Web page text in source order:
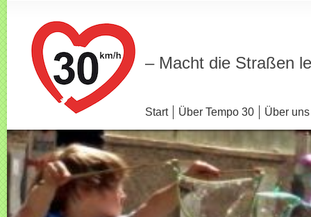
– Macht die Straßen
Start Über Tempo 30 Über uns